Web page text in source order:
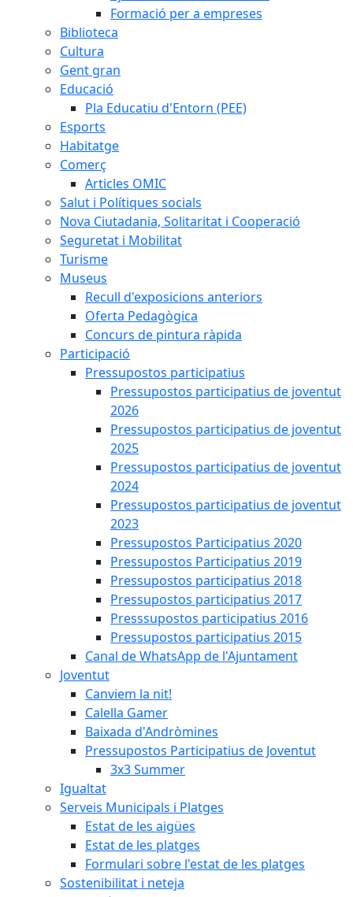
Formació per a empreses
Biblioteca
Cultura
Gent gran
Educació
Pla Educatiu d'Entorn (PEE)
Esports
Habitatge
Comerç
Articles OMIC
Salut i Polítiques socials
Nova Ciutadania, Solitaritat i Cooperació
Seguretat i Mobilitat
Turisme
Museus
Recull d'exposicions anteriors
Oferta Pedagògica
Concurs de pintura ràpida
Participació
Pressupostos participatius
Pressupostos participatius de joventut
2026
Pressupostos participatius de joventut
2025
Pressupostos participatius de joventut
2024
Pressupostos participatius de joventut
2023
Pressupostos Participatius 2020
Pressupostos Participatius 2019
Pressupostos participatius 2018
Pressupostos participatius 2017
Presssupostos participatius 2016
Pressupostos participatius 2015
Canal de WhatsApp de l'Ajuntament
Joventut
Canviem la nit!
Calella Gamer
Baixada d'Andròmines
Pressupostos Participatius de Joventut
3x3 Summer
Igualtat
Serveis Municipals i Platges
Estat de les aigües
Estat de les platges
Formulari sobre l'estat de les platges
Sostenibilitat i neteja